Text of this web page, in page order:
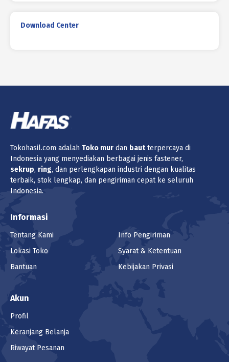
Download Center
Tokohasil.com adalah Toko mur dan bautterpercaya di
Indonesia yang menyediakan berbagai jenis fastener,
sekrup, ring, dan perlengkapan industri dengan kualitas
terbaik, stok lengkap, dan pengiriman cepat ke seluruh
Indonesia.
Informasi
Tentang Kami
Lokasi Toko
Bantuan
Info Pengiriman
Syarat & Ketentuan
Kebijakan Privasi
Akun
Profil
Keranjang Belanja
Riwayat Pesanan